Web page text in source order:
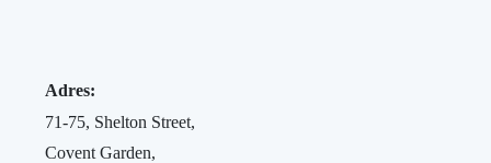
Adres:
71-75, Shelton Street,
Covent Garden,